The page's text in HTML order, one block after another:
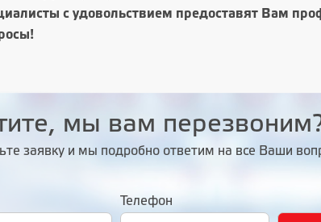
с удовольствием предоставят Вам
мы вам
заявку и мы подробно ответим на все Ваши
Телефон